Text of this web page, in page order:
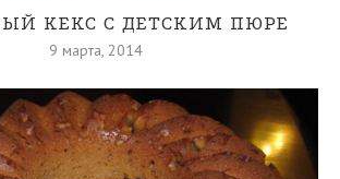
КЕКС С ДЕТСКИМ ПЮРЕ
9 марта, 2014